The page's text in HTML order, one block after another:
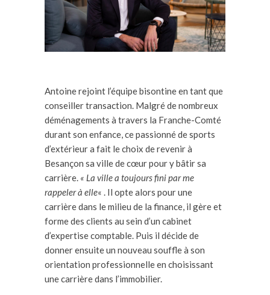
Antoine rejoint l’équipe bisontine en tant que
conseiller transaction. Malgré de nombreux
déménagements à travers la Franche-Comté
durant son enfance, ce passionné de sports
d’extérieur a fait le choix de revenir à
Besançon sa ville de cœur pour y bâtir sa
carrière. « La ville a toujours fini par me
rappeler à elle« . Il opte alors pour une
carrière dans le milieu de la finance, il gère et
forme des clients au sein d’un cabinet
d’expertise comptable. Puis il décide de
donner ensuite un nouveau souffle à son
orientation professionnelle en choisissant
une carrière dans l’immobilier.